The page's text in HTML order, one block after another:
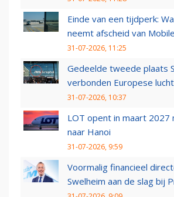
Einde van een tijdperk:
neemt afscheid van
31-07-2026, 11:25
Gedeelde tweede plaats
verbonden Europese
31-07-2026, 10:37
LOT opent in maart 2027
naar Hanoi
31-07-2026, 9:59
Voormalig financieel
Swelheim aan de slag bij